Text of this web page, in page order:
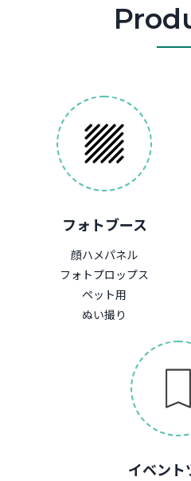
フォトブース
顔ハメパネル
フォトプロップス
ペット用
ぬい撮り
イベント